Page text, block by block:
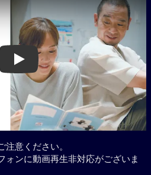
Play
意ください。
ンに動画再生非対応がございま